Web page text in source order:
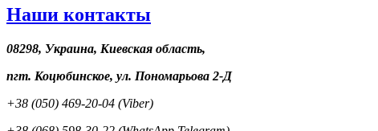
Наши контакты
08298, Украина, Киевская область,
пгт. Коцюбинское, ул. Пономарьова 2-Д
+38 (050) 469-20-04 (Viber)